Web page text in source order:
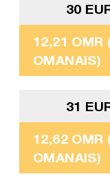
30
12,21 OMR
OMANAIS)
31
12,62 OMR
OMANAIS)